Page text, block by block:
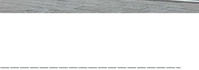
——————————————————–